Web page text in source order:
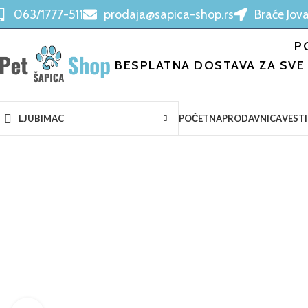
063/1777-511 prodaja@sapica-shop.rs Braće
BESPLATNA DOSTAVA ZA
LJUBIMAC POČETNAPRODAVNICAVESTI